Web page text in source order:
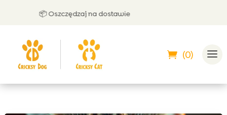
📦 Oszczędzaj na dostawie
(0)